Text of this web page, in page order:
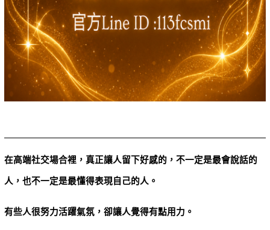
在高端社交場合裡，真正讓人留下好感的，不一定是最會說話的
人，也不一定是最懂得表現自己的人。
有些人很努力活躍氣氛，卻讓人覺得有點用力。